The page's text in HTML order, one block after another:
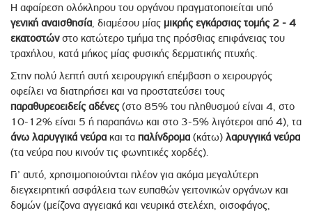
Η αφαίρεση ολόκληρου του οργάνου πραγματοποιείται υπό
γενική αναισθησία, διαμέσου μίας μικρής εγκάρσιας τομής 2 - 4
εκατοστώνστο κατώτερο τμήμα της πρόσθιας επιφάνειας του
τραχήλου, κατά μήκος μίας φυσικής δερματικής πτυχής.
Στην πολύ λεπτή αυτή χειρουργική επέμβαση ο χειρουργός
οφείλει να διατηρήσει και να προστατεύσει τους
παραθυρεοειδείς αδένες(στο 85% του πληθυσμού είναι 4, στο
10-12% είναι 5 ή παραπάνω και στο 3-5% λιγότεροι από 4), τα
άνω λαρυγγικά νεύρα και τα παλίνδρομα (κάτω) λαρυγγικά νεύρα
(τα νεύρα που κινούν τις φωνητικές χορδές).
Γι’ αυτό, χρησιμοποιούνται πλέον για ακόμα μεγαλύτερη
διεγχειρητική ασφάλεια των ευπαθών γειτονικών οργάνων και
δομών (μείζονα αγγειακά και νευρικά στελέχη, οισοφάγος,